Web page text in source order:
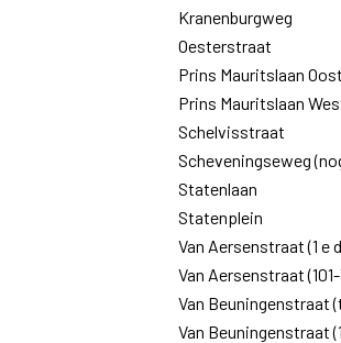
Kranenburgweg
Oesterstraat
Prins Mauritslaan
Prins Mauritslaan
Schelvisstraat
Scheveningseweg
Statenlaan
Statenplein
Van Aersenstraat (1 e
Van Aersenstraat
Van Beuningenstraat
Van Beuningenstraat